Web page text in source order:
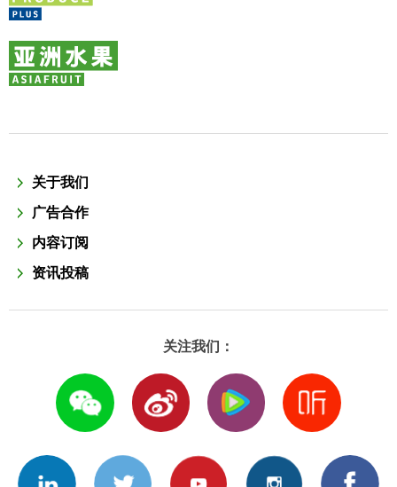
关于我们
广告合作
内容订阅
资讯投稿
关注我们：